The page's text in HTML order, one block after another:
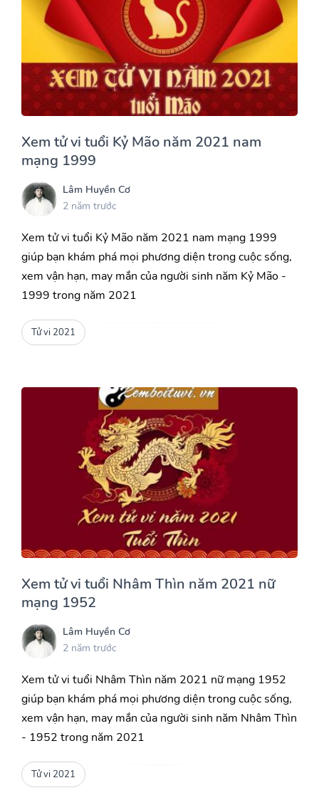
Xem tử vi tuổi Kỷ Mão năm 2021 nam
mạng 1999
Lâm Huyền Cơ
2 năm trước
Xem tử vi tuổi Kỷ Mão năm 2021 nam mạng 1999
giúp bạn khám phá mọi phương diện trong cuộc sống,
xem vận hạn, may mắn của người sinh năm Kỷ Mão -
1999 trong năm 2021
Tử vi 2021
Xem tử vi tuổi Nhâm Thìn năm 2021 nữ
mạng 1952
Lâm Huyền Cơ
2 năm trước
Xem tử vi tuổi Nhâm Thìn năm 2021 nữ mạng 1952
giúp bạn khám phá mọi phương diện trong cuộc sống,
xem vận hạn, may mắn của người sinh năm Nhâm Thìn
- 1952 trong năm 2021
Tử vi 2021